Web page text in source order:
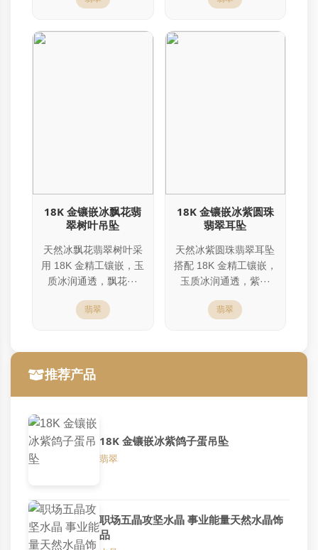
18K 金镶嵌冰飘花翡
翠树叶吊坠
天然冰飘花翡翠树叶采
用 18K 金精工镶嵌，玉
质冰润通透，飘花···
翡翠
18K 金镶嵌冰紫圆珠
翡翠耳坠
天然冰紫圆珠翡翠耳坠
搭配 18K 金精工镶嵌，
玉质冰润通透，紫···
翡翠
推荐产品
18K 金镶嵌冰紫鸽子蛋吊坠
翡翠
职场五晶攻坚水晶 事业能量天然水晶饰
品